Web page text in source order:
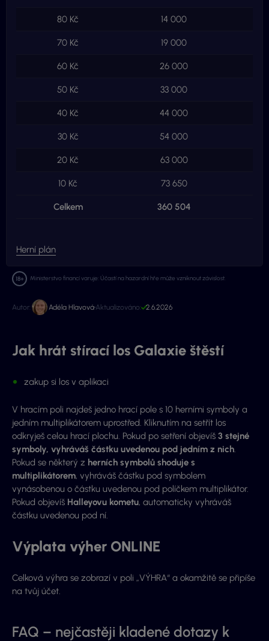
Celkem 360 504
80 Kč 14 000
70 Kč 19 000
60 Kč 26 000
50 Kč 33 000
40 Kč 44 000
30 Kč 54 000
20 Kč 63 000
10 Kč 73 650
Herní plán
Ministerstvo financí varuje: Účastí na hazardní hře může vzniknout závislost.
Autor: Adéla Hlavová Aktualizováno: 2.6.2026
Jak hrát stírací los Galaxie štěstí
zakup si los v aplikaci
V hracím poli najdeš jedno hrací pole s 10 herními symboly a
jedním multiplikátorem uprostřed. Kliknutím na setřít los
odkryješ celou hrací plochu. Pokud po setření objevíš 3 stejné
symboly, vyhráváš částku uvedenou pod jedním z nich.
Pokud se některý z herních symbolů shoduje s
multiplikátorem, vyhráváš částku pod symbolem
vynásobenou o částku uvedenou pod políčkem multiplikátor.
Pokud objevíš Halleyovu kometu, automaticky vyhráváš
částku uvedenou pod ní.
Výplata výher ONLINE
Celková výhra se zobrazí v poli „VÝHRA“ a okamžitě se připíše
na tvůj účet.
FAQ – nejčastěji kladené dotazy k